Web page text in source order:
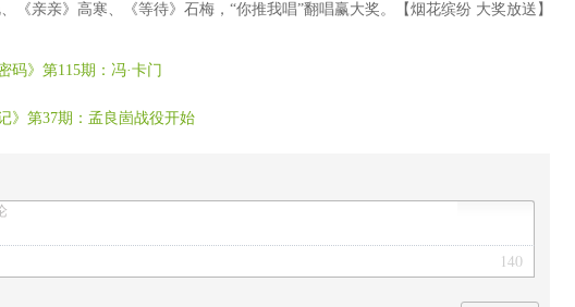
《亲亲》高寒、《等待》石梅，“你推我唱”翻唱赢大奖。【烟花缤纷 大奖放送】
码》第115期：冯·卡门
》第37期：孟良崮战役开始
140